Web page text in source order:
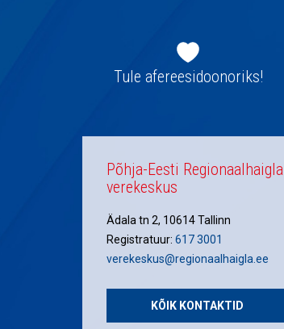
navigatsioonTule afereesidoonoriks!
Põhja-Eesti Regionaalhaigla
verekeskus
Ädala tn 2, 10614 Tallinn
Registratuur: 617 3001
verekeskus@regionaalhaigla.ee
KÕIK KONTAKTID